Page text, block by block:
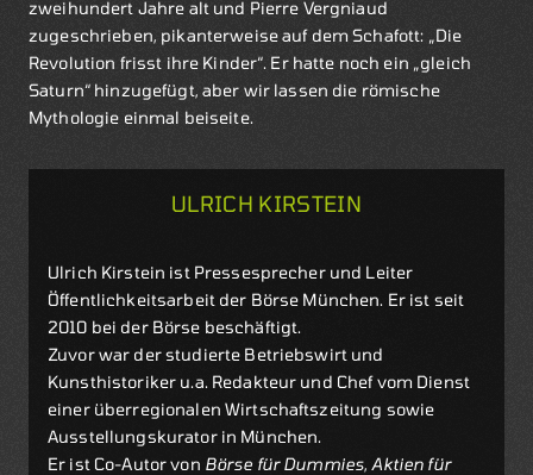
zweihundert Jahre alt und Pierre Vergniaud
zugeschrieben, pikanterweise auf dem Schafott: „Die
Revolution frisst ihre Kinder“. Er hatte noch ein „gleich
Saturn“ hinzugefügt, aber wir lassen die römische
Mythologie einmal beiseite.
ULRICH KIRSTEIN
Ulrich Kirstein ist Pressesprecher und Leiter
Öffentlichkeitsarbeit der Börse München. Er ist seit
2010 bei der Börse beschäftigt.
Zuvor war der studierte Betriebswirt und
Kunsthistoriker u.a. Redakteur und Chef vom Dienst
einer überregionalen Wirtschaftszeitung sowie
Ausstellungskurator in München.
Er ist Co-Autor von Börse für Dummies, Aktien für